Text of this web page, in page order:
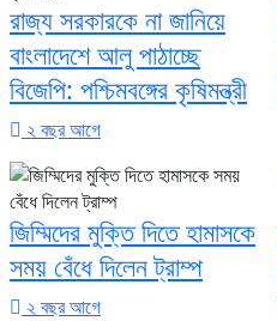
রাজ্য সরকারকে না জানিয়ে
বাংলাদেশে আলু পাঠাচ্ছে
বিজেপি: পশ্চিমবঙ্গের কৃষিমন্ত্রী
২ বছর আগে
জিম্মিদের মুক্তি দিতে হামাসকে
সময় বেঁধে দিলেন ট্রাম্প
২ বছর আগে